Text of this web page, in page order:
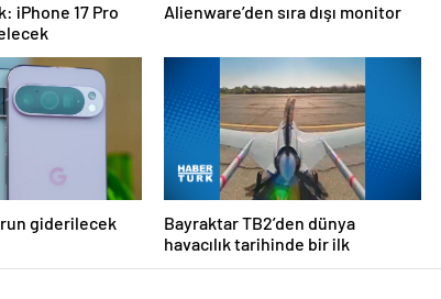
iPhone 17 Pro
Alienware’den sıra dışı monitor
giderilecek
Bayraktar TB2’den dünya
havacılık tarihinde bir ilk